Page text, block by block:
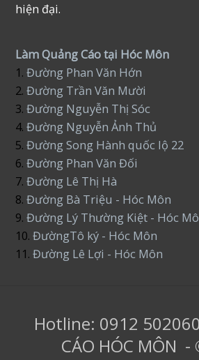
hiện đại.
Làm Quảng Cáo tại Hóc Môn
1.Đường Phan Văn Hớn
2.Đường Trần Văn Mười
3.Đường Nguyễn Thị Sóc
4. Đường Nguyễn Ảnh Thủ
5.Đường Song Hành quốc lộ 22
6.Đường Phan Văn Đối
7. Đường Lê Thị Hà
8.Đường Bà Triệu - Hóc Môn
9.Đường Lý Thường Kiệt - Hóc
10.ĐườngTô ký - Hóc Môn
11.Đường Lê Lợi - Hóc Môn
Hotline: 0912
CÁO HÓC MÔN